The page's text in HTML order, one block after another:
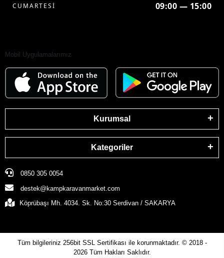
CUMARTESİ 09:00 — 15:00
Mobil Uygulamalarımız
Kurumsal
Kategoriler
0850 305 0054
destek@kampkaravanmarket.com
Köprübaşı Mh. 4034. Sk. No:30 Serdivan / SAKARYA
Tüm bilgileriniz 256bit SSL Sertifikası ile korunmaktadır. © 2018 -
2026 Tüm Hakları Saklıdır.